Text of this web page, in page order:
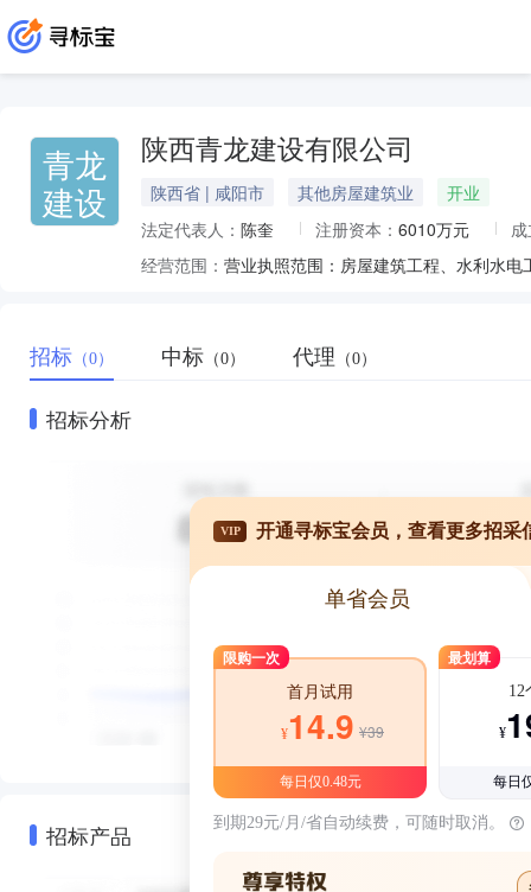
青龙
建设
陕西青龙建设有限公司
陕西省 | 咸阳市 其他房屋建筑业
开业
法定代表人： 陈奎 注册资本： 6010万元
经营范围：
招标 （0） 中标 （0） 代理 （0）
招标分析
招标产品
VIP 开通寻标宝会员，查看更多招采
单省会员
限购一次
首月试用
¥14.9 ¥39
每日仅0.48元
最划算
12
¥
每日
到期29元/月/省自动续费，可随时取消。